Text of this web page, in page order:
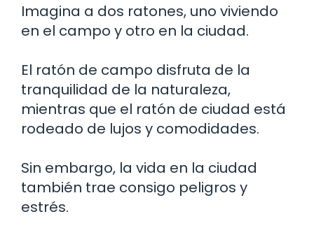
Imagina a dos ratones, uno viviendo
en el campo y otro en la ciudad.
El ratón de campo disfruta de la
tranquilidad de la naturaleza,
mientras que el ratón de ciudad está
rodeado de lujos y comodidades.
Sin embargo, la vida en la ciudad
también trae consigo peligros y
estrés.